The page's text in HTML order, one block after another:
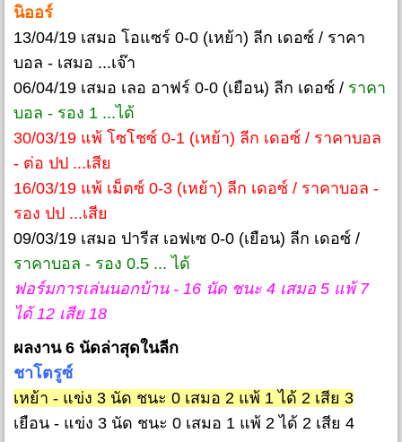
นิออร์
13/04/19 เสมอ โอแซร์ 0-0 (เหย้า) ลีก เดอซ์ / ราคา
บอล - เสมอ ...เจ๊า
06/04/19 เสมอ เลอ อาฟร์ 0-0 (เยือน) ลีก เดอซ์ / ราคา
บอล - รอง 1 ...ได้
30/03/19 แพ้ โซโชซ์ 0-1 (เหย้า) ลีก เดอซ์ / ราคาบอล
- ต่อ ปป ...เสีย
16/03/19 แพ้ เม็ตซ์ 0-3 (เหย้า) ลีก เดอซ์ / ราคาบอล -
รอง ปป ...เสีย
09/03/19 เสมอ ปารีส เอฟเซ 0-0 (เยือน) ลีก เดอซ์ /
ราคาบอล - รอง 0.5 ... ได้
ฟอร์มการเล่นนอกบ้าน - 16 นัด ชนะ 4 เสมอ 5 แพ้ 7
ได้ 12 เสีย 18
ผลงาน 6 นัดล่าสุดในลีก
ชาโตรูซ์
เหย้า - แข่ง 3 นัด ชนะ 0 เสมอ 2 แพ้ 1 ได้ 2 เสีย 3
เยือน - แข่ง 3 นัด ชนะ 0 เสมอ 1 แพ้ 2 ได้ 2 เสีย 4